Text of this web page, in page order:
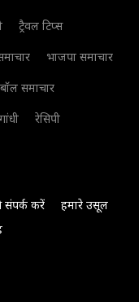
ट्रैवल टिप्स
भाजपा समाचार
समाचार
रेसिपी
संपर्क करें
हमारे उसूल